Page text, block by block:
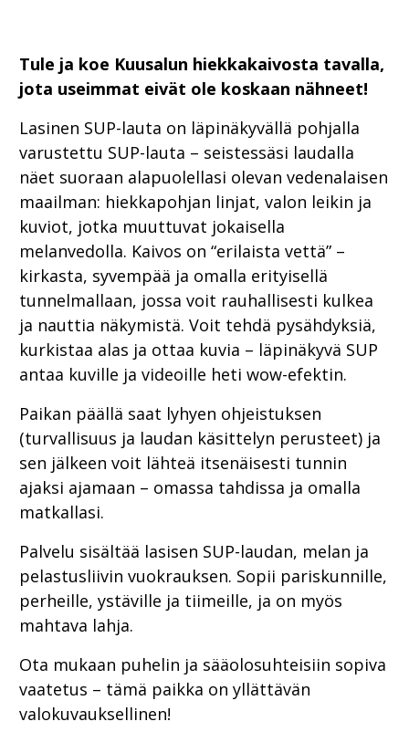
Tule ja koe Kuusalun hiekkakaivosta tavalla,
jota useimmat eivät ole koskaan nähneet!
Lasinen SUP-lauta on läpinäkyvällä pohjalla
varustettu SUP-lauta – seistessäsi laudalla
näet suoraan alapuolellasi olevan vedenalaisen
maailman: hiekkapohjan linjat, valon leikin ja
kuviot, jotka muuttuvat jokaisella
melanvedolla. Kaivos on “erilaista vettä” –
kirkasta, syvempää ja omalla erityisellä
tunnelmallaan, jossa voit rauhallisesti kulkea
ja nauttia näkymistä. Voit tehdä pysähdyksiä,
kurkistaa alas ja ottaa kuvia – läpinäkyvä SUP
antaa kuville ja videoille heti wow-efektin.
Paikan päällä saat lyhyen ohjeistuksen
(turvallisuus ja laudan käsittelyn perusteet) ja
sen jälkeen voit lähteä itsenäisesti tunnin
ajaksi ajamaan – omassa tahdissa ja omalla
matkallasi.
Palvelu sisältää lasisen SUP-laudan, melan ja
pelastusliivin vuokrauksen. Sopii pariskunnille,
perheille, ystäville ja tiimeille, ja on myös
mahtava lahja.
Ota mukaan puhelin ja sääolosuhteisiin sopiva
vaatetus – tämä paikka on yllättävän
valokuvauksellinen!